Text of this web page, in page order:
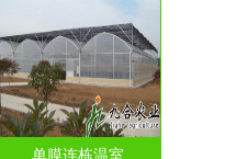
单膜连栋温室